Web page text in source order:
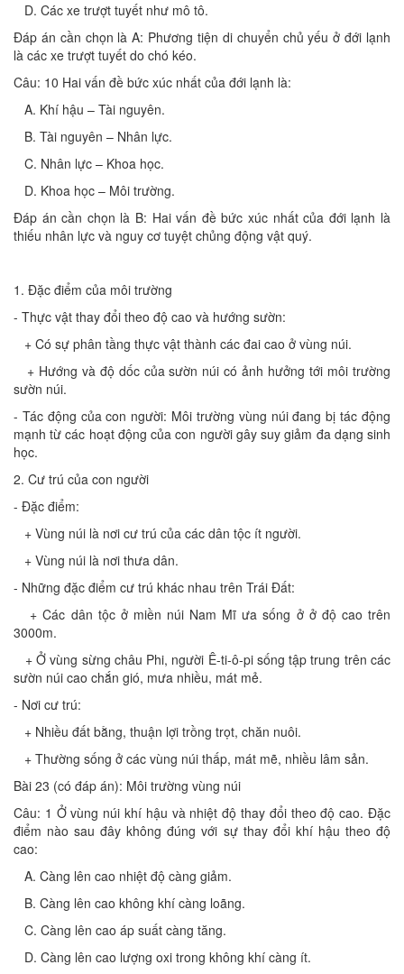
D. Các xe trượt tuyết như mô tô.
Đáp án cần chọn là A: Phương tiện di chuyển chủ yếu ở đới lạnh
là các xe trượt tuyết do chó kéo.
Câu: 10 Hai vấn đề bức xúc nhất của đới lạnh là:
A. Khí hậu – Tài nguyên.
B. Tài nguyên – Nhân lực.
C. Nhân lực – Khoa học.
D. Khoa học – Môi trường.
Đáp án cần chọn là B: Hai vấn đề bức xúc nhất của đới lạnh là
thiếu nhân lực và nguy cơ tuyệt chủng động vật quý.
1. Đặc điểm của môi trường
- Thực vật thay đổi theo độ cao và hướng sườn:
+ Có sự phân tầng thực vật thành các đai cao ở vùng núi.
+ Hướng và độ dốc của sườn núi có ảnh hưởng tới môi trường
sườn núi.
- Tác động của con người: Môi trường vùng núi đang bị tác động
mạnh từ các hoạt động của con người gây suy giảm đa dạng sinh
học.
2. Cư trú của con người
- Đặc điểm:
+ Vùng núi là nơi cư trú của các dân tộc ít người.
+ Vùng núi là nơi thưa dân.
- Những đặc điểm cư trú khác nhau trên Trái Đất:
+ Các dân tộc ở miền núi Nam Mĩ ưa sống ở ở độ cao trên
3000m.
+ Ở vùng sừng châu Phi, người Ê-ti-ô-pi sống tập trung trên các
sườn núi cao chắn gió, mưa nhiều, mát mẻ.
- Nơi cư trú:
+ Nhiều đất bằng, thuận lợi trồng trọt, chăn nuôi.
+ Thường sống ở các vùng núi thấp, mát mẽ, nhiều lâm sản.
Bài 23 (có đáp án): Môi trường vùng núi
Câu: 1 Ở vùng núi khí hậu và nhiệt độ thay đổi theo độ cao. Đặc
điểm nào sau đây không đúng với sự thay đổi khí hậu theo độ
cao:
A. Càng lên cao nhiệt độ càng giảm.
B. Càng lên cao không khí càng loãng.
C. Càng lên cao áp suất càng tăng.
D. Càng lên cao lượng oxi trong không khí càng ít.